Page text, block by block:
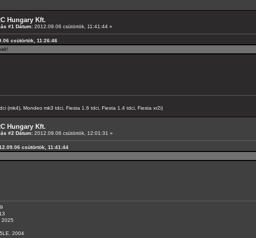
Hungary Kft.
#1 Dátum: 2012.09.06 csütörtök, 11:41:44 »
csütörtök, 11:26:46
(mk4), Mondeo mk3 tdci, Fiesta 1.6 tdci, Fiesta 1.4 tdci, Fiesta xr2i)
Hungary Kft.
#2 Dátum: 2012.09.06 csütörtök, 12:01:31 »
csütörtök, 11:41:44
2025
2004